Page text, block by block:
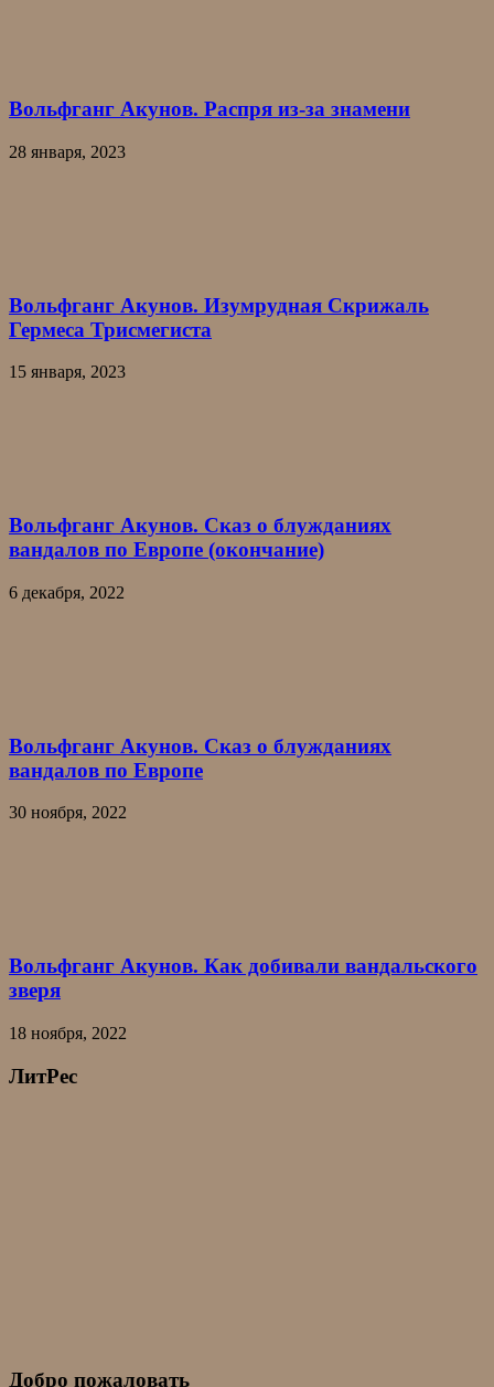
Вольфганг Акунов. Распря из-за знамени
28 января, 2023
Вольфганг Акунов. Изумрудная Скрижаль
Гермеса Трисмегиста
15 января, 2023
Вольфганг Акунов. Сказ о блужданиях
вандалов по Европе (окончание)
6 декабря, 2022
Вольфганг Акунов. Сказ о блужданиях
вандалов по Европе
30 ноября, 2022
Вольфганг Акунов. Как добивали вандальского
зверя
18 ноября, 2022
ЛитРес
Добро пожаловать